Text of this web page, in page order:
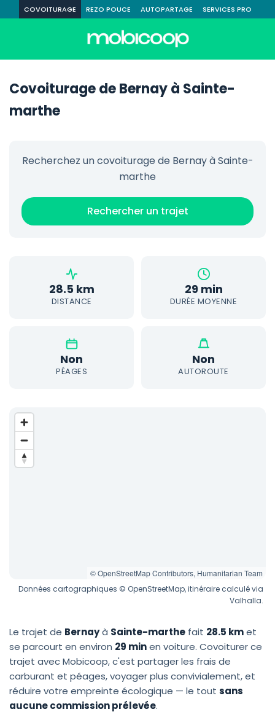
COVOITURAGE REZO POUCE AUTOPARTAGE SERVICES PRO
Covoiturage de Bernay à Sainte-
marthe
Recherchez un covoiturage de Bernay à Sainte-
marthe
Rechercher un trajet
28.5 km
DISTANCE
29 min
DURÉE MOYENNE
Non
PÉAGES
Non
AUTOROUTE
© OpenStreetMap Contributors, Humanitarian Team
Données cartographiques © OpenStreetMap, itinéraire calculé via
Valhalla.
Le trajet de Bernayà Sainte-marthe fait 28.5 kmet
se parcourt en environ 29 minen voiture. Covoiturer ce
trajet avec Mobicoop, c'est partager les frais de
carburant et péages, voyager plus convivialement, et
réduire votre empreinte écologique — le tout sans
aucune commission prélevée.